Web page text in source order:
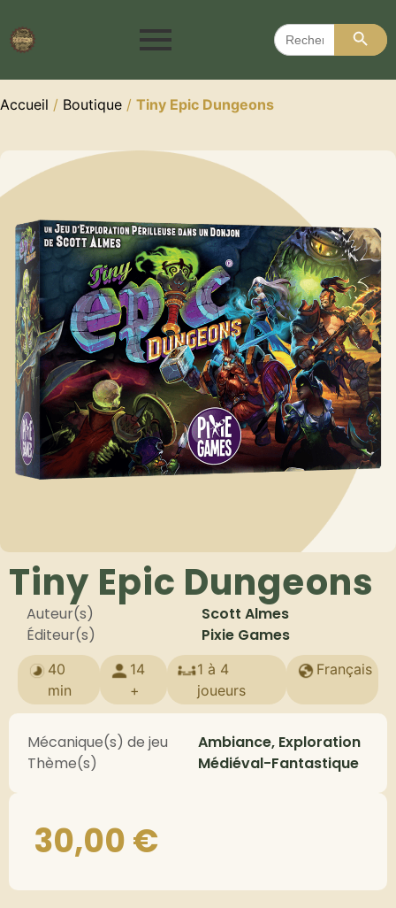
Search
for:
Search
Accueil / Boutique / Tiny Epic Dungeons
Tiny Epic Dungeons
Auteur(s)
Scott Almes
Éditeur(s)
Pixie Games
40
min
14
+
1 à 4
joueurs
Français
Mécanique(s) de jeu
Ambiance, Exploration
Thème(s)
Médiéval-Fantastique
30,00€